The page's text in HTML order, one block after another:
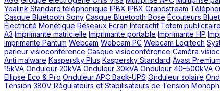
Yealink Standard téléphonique IPBX IPBX Grandstream
Casque Bluetooth Sony Casque Bluetooth Bose Écouteurs
Électricité Monétique Réseaux Ecran Interactif Totem publicitaire
A3 Imprimante matricielle Imprimante portable Imprimante HP
Imprimante Pantum Webcam Webcam PC Webcam Logitech
parleur visioconférence Casque visioconférence Caméra
Anti malware Kaspersky Plus Kaspersky Standard Avast
15kVA Onduleur 20kVA Onduleur 30kVA Onduleur 40–500kVA
Ellipse Eco & Pro Onduleur APC Back-UPS Onduleur solaire
Tension 380V Régulateurs et Stabilisateurs de Tension